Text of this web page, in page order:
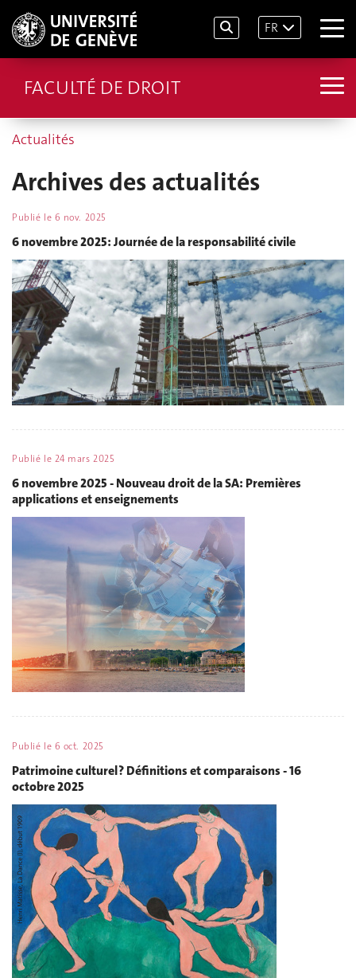
FR
FACULTÉ DE DROIT
Actualités
Archives des actualités
Publié le 6 nov. 2025
6 novembre 2025: Journée de la responsabilité civile
Publié le 24 mars 2025
6 novembre 2025 - Nouveau droit de la SA: Premières
applications et enseignements
Publié le 6 oct. 2025
Patrimoine culturel ? Définitions et comparaisons - 16
octobre 2025